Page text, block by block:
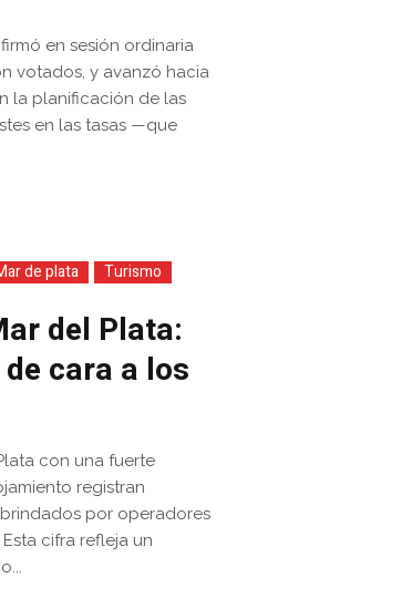
en sesión ordinaria
votados, y avanzó hacia
la planificación de las
en las tasas —que
de plata Turismo
del Plata:
cara a los
con una fuerte
registran
por operadores
cifra refleja un